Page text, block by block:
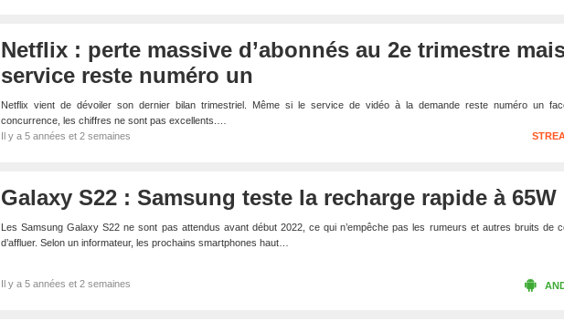
Netflix : perte massive d’abonnés au 2e trimestre
service reste numéro un
Netflix vient de dévoiler son dernier bilan trimestriel. Même si le service de vidéo à la demande reste numéro un
concurrence, les chiffres ne sont pas excellents.…
Il y a 5 années et 2 semaines
Galaxy S22 : Samsung teste la recharge rapide à 65W
Les Samsung Galaxy S22 ne sont pas attendus avant début 2022, ce qui n’empêche pas les rumeurs et autres bruits de
d’affluer. Selon un informateur, les prochains smartphones haut…
Il y a 5 années et 2 semaines